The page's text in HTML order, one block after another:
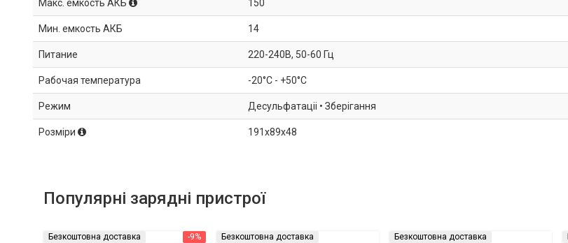
Макс. емкость АКБ 150
Мин. емкость АКБ 14
Питание 220-240В, 50-60 Гц
Рабочая температура -20°C - +50°C
Режим Десульфатаціі • Зберігання
Розміри 191x89x48
Популярні зарядні пристрої
-9%
Безкоштовна доставка Безкоштовна доставка Безкоштовна доставка